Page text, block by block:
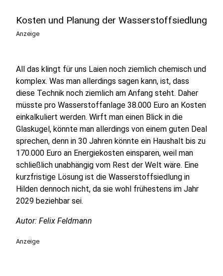
Kosten und Planung der Wasserstoffsiedlung
Anzeige
All das klingt für uns Laien noch ziemlich chemisch und
komplex. Was man allerdings sagen kann, ist, dass
diese Technik noch ziemlich am Anfang steht. Daher
müsste pro Wasserstoffanlage 38.000 Euro an Kosten
einkalkuliert werden. Wirft man einen Blick in die
Glaskugel, könnte man allerdings von einem guten Deal
sprechen, denn in 30 Jahren könnte ein Haushalt bis zu
170.000 Euro an Energiekosten einsparen, weil man
schließlich unabhängig vom Rest der Welt wäre. Eine
kurzfristige Lösung ist die Wasserstoffsiedlung in
Hilden dennoch nicht, da sie wohl frühestens im Jahr
2029 beziehbar sei.
Autor: Felix Feldmann
Anzeige